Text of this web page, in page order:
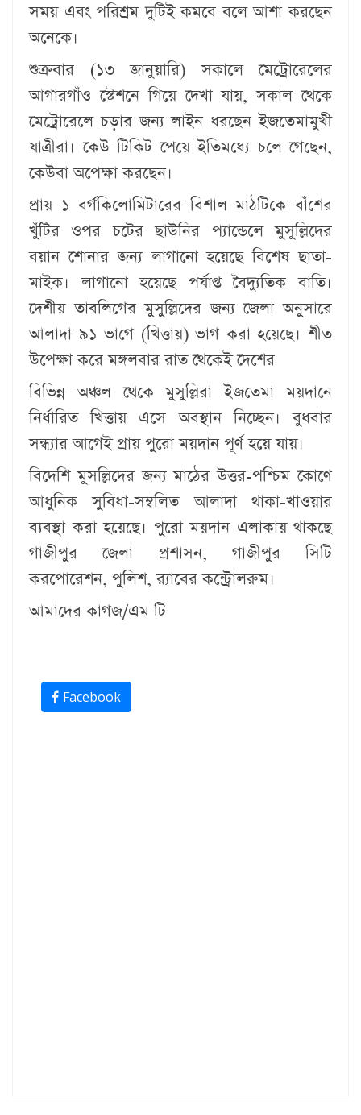
সময় এবং পরিশ্রম দুটিই কমবে বলে আশা করছেন
অনেকে।
শুক্রবার (১৩ জানুয়ারি) সকালে মেট্রোরেলের
আগারগাঁও স্টেশনে গিয়ে দেখা যায়, সকাল থেকে
মেট্রোরেলে চড়ার জন্য লাইন ধরছেন ইজতেমামুখী
যাত্রীরা। কেউ টিকিট পেয়ে ইতিমধ্যে চলে গেছেন,
কেউবা অপেক্ষা করছেন।
প্রায় ১ বর্গকিলোমিটারের বিশাল মাঠটিকে বাঁশের
খুঁটির ওপর চটের ছাউনির প্যান্ডেলে মুসুল্লিদের
বয়ান শোনার জন্য লাগানো হয়েছে বিশেষ ছাতা-
মাইক। লাগানো হয়েছে পর্যাপ্ত বৈদ্যুতিক বাতি।
দেশীয় তাবলিগের মুসুল্লিদের জন্য জেলা অনুসারে
আলাদা ৯১ ভাগে (খিত্তায়) ভাগ করা হয়েছে। শীত
উপেক্ষা করে মঙ্গলবার রাত থেকেই দেশের
বিভিন্ন অঞ্চল থেকে মুসুল্লিরা ইজতেমা ময়দানে
নির্ধারিত খিত্তায় এসে অবস্থান নিচ্ছেন। বুধবার
সন্ধ্যার আগেই প্রায় পুরো ময়দান পূর্ণ হয়ে যায়।
বিদেশি মুসল্লিদের জন্য মাঠের উত্তর-পশ্চিম কোণে
আধুনিক সুবিধা-সম্বলিত আলাদা থাকা-খাওয়ার
ব্যবস্থা করা হয়েছে। পুরো ময়দান এলাকায় থাকছে
গাজীপুর জেলা প্রশাসন, গাজীপুর সিটি
করপোরেশন, পুলিশ, র‌্যাবের কন্ট্রোলরুম।
আমাদের কাগজ/এম টি
Facebook